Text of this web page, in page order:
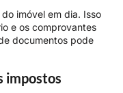
imóvel em dia. Isso
e os comprovantes
documentos pode
impostos